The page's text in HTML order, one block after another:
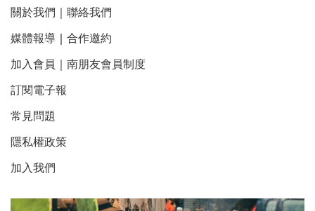
關於我們 聯絡我們
媒體報導 合作邀約
加入會員｜南朋友會員制度
訂閱電子報
常見問題
隱私權政策
加入我們